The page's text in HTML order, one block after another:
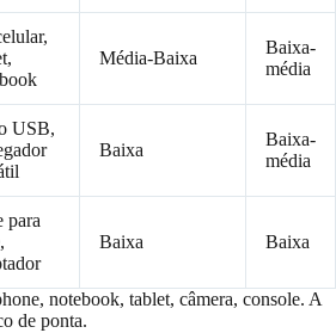
Média-Baixa
Baixa-
média
USB,
Baixa
Baixa-
média
para
Baixa Baixa
notebook, tablet, câmera, console. A
de ponta.